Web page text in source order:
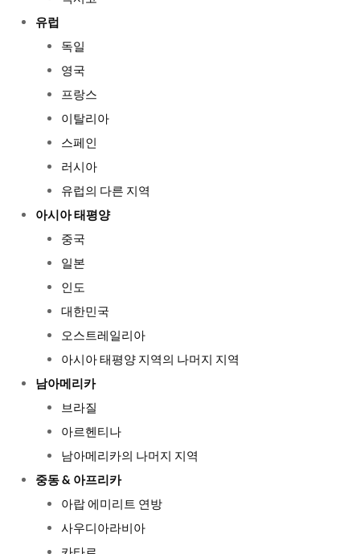
유럽
독일
영국
프랑스
이탈리아
스페인
러시아
유럽의 다른 지역
아시아 태평양
중국
일본
인도
대한민국
오스트레일리아
아시아 태평양 지역의 나머지 지역
남아메리카
브라질
아르헨티나
남아메리카의 나머지 지역
중동 & 아프리카
아랍 에미리트 연방
사우디아라비아